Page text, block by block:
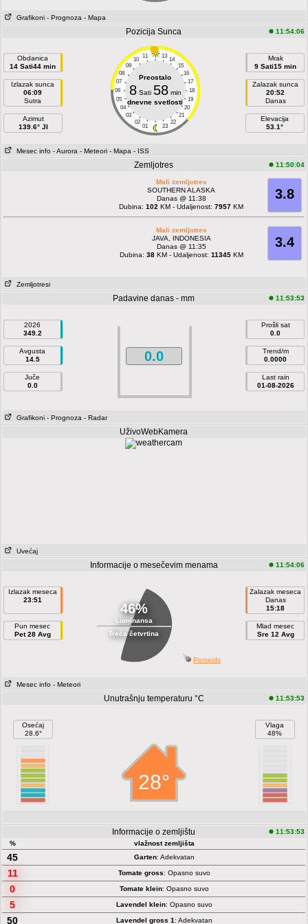
Grafikoni - Prognoza - Mapa
Pozicija Sunca 11:54:06
Obdanica
14 Sati44 min
Izlazak sunca
06:09
Sutra
Azimut
139.6° JI
11 13
10
14
09
15
08
16
07
17
06
18
05
19
04
20
03
21
02
22
01 23
Preostalo
8Sati 58min
dnevne svetlosti
Mrak
9 Sati15 min
Zalazak sunca
20:52
Danas
Elevacija
53.1°
Mesec info - Aurora - Meteori - Mapa - ISS
Zemljotres 11:50:04
3.8
Mali zemljotres
SOUTHERN ALASKA
Danas @ 11:38
Dubina:102 KM - Udaljenost:7957 KM
3.4
Mali zemljotres
JAVA, INDONESIA
Danas @ 11:35
Dubina: 38KM - Udaljenost: 11345KM
Zemljotresi
Padavine danas - mm 11:53:53
2026
349.2
Avgusta
14.5
Juče
0.0
0.0
Prošli sat
0.0
Trend/m
0.0000
Last rain
01-08-2026
Grafikoni - Prognoza - Radar
UživoWebKamera
Uvećaj
Informacije o mesečevim menama 11:54:06
Izlazak meseca
23:51
Pun mesec
Pet 28 Avg
46%
Luminansa
Treća četvrtina
Zalazak meseca
Danas
15:18
Mlad mesec
Sre 12 Avg
Perseids
Mesec info - Meteori
Unutrašnju temperaturu °C 11:53:53
Osećaj
28.6°
28°
Vlaga
48%
Informacije o zemljištu
11:53:53
%
vlažnost zemljišta
45 Garten: Adekvatan
11 Tomate gross: Opasno suvo
0 Tomate klein: Opasno suvo
5 Lavendel klein: Opasno suvo
50 Lavendel gross 1 : Adekvatan